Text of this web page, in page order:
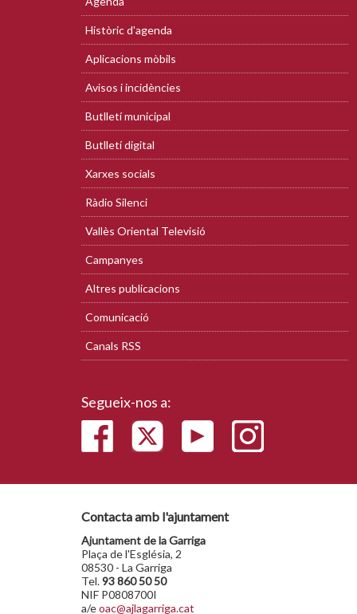
Històric d'agenda
Aplicacions mòbils
Avisos i incidències
Butlletí municipal
Butlletí digital
Xarxes socials
Ràdio Silenci
Vallès Oriental Televisió
Campanyes
Altres publicacions
Comunicació
Canals RSS
Segueix-nos a:
Contacta amb l'ajuntament
Ajuntament de la Garriga
Plaça de l'Església, 2
08530 - La Garriga
Tel.93 860 50 50
NIF P0808700I
a/eoac@ajlagarriga.cat